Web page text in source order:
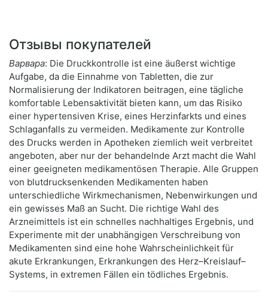
Отзывы покупателей
Варвара: Die Druckkontrolle ist eine äußerst wichtige
Aufgabe, da die Einnahme von Tabletten, die zur
Normalisierung der Indikatoren beitragen, eine tägliche
komfortable Lebensaktivität bieten kann, um das Risiko
einer hypertensiven Krise, eines Herzinfarkts und eines
Schlaganfalls zu vermeiden. Medikamente zur Kontrolle
des Drucks werden in Apotheken ziemlich weit verbreitet
angeboten, aber nur der behandelnde Arzt macht die Wahl
einer geeigneten medikamentösen Therapie. Alle Gruppen
von blutdrucksenkenden Medikamenten haben
unterschiedliche Wirkmechanismen, Nebenwirkungen und
ein gewisses Maß an Sucht. Die richtige Wahl des
Arzneimittels ist ein schnelles nachhaltiges Ergebnis, und
Experimente mit der unabhängigen Verschreibung von
Medikamenten sind eine hohe Wahrscheinlichkeit für
akute Erkrankungen, Erkrankungen des Herz–Kreislauf–
Systems, in extremen Fällen ein tödliches Ergebnis.